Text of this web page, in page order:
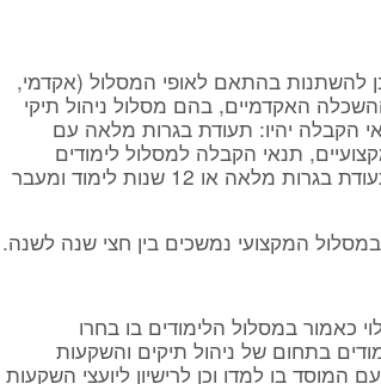
להשתנות בהתאם לאופי המסלול (אקדמי,
האקדמיים, בהם מסלול ניהול תיקי
הקבלה יהיו: תעודת בגרות מלאה עם
תנאי הקבלה למסלול לימודים
מקצועי בתחום של ניהול תיקי ההשקעות יהיו כרוכים בהצגת תעודת בגרות מלאה או 12 שנות לימוד ומעבר
המקצועי נמשכים בין חצי שנה לשנה.
כאמור במסלול הלימודים בו בחרו
בתחום של ניהול תיקים והשקעות
בו למדו וכן לרישיון ליועצי השקעות